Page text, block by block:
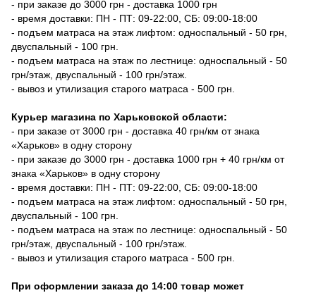
- при заказе до 3000 грн - доставка 1000 грн
- время доставки: ПН - ПТ: 09-22:00, СБ: 09:00-18:00
- подъем матраса на этаж лифтом: односпальный - 50 грн,
двуспальный - 100 грн.
- подъем матраса на этаж по лестнице: односпальный - 50
грн/этаж, двуспальный - 100 грн/этаж.
- вывоз и утилизация старого матраса - 500 грн.
Курьер магазина по Харьковской области:
- при заказе от 3000 грн - доставка 40 грн/км от знака
«Харьков» в одну сторону
- при заказе до 3000 грн - доставка 1000 грн + 40 грн/км от
знака «Харьков» в одну сторону
- время доставки: ПН - ПТ: 09-22:00, СБ: 09:00-18:00
- подъем матраса на этаж лифтом: односпальный - 50 грн,
двуспальный - 100 грн.
- подъем матраса на этаж по лестнице: односпальный - 50
грн/этаж, двуспальный - 100 грн/этаж.
- вывоз и утилизация старого матраса - 500 грн.
При оформлении заказа до 14:00 товар может